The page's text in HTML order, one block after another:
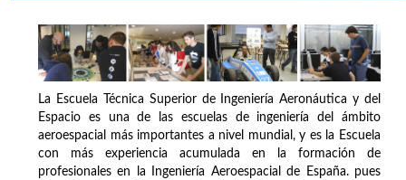
La Escuela Técnica Superior de Ingeniería Aeronáutica y del
Espacio es una de las escuelas de ingeniería del ámbito
aeroespacial más importantes a nivel mundial, y es la Escuela
con más experiencia acumulada en la formación de
profesionales en la Ingeniería Aeroespacial de España. pues